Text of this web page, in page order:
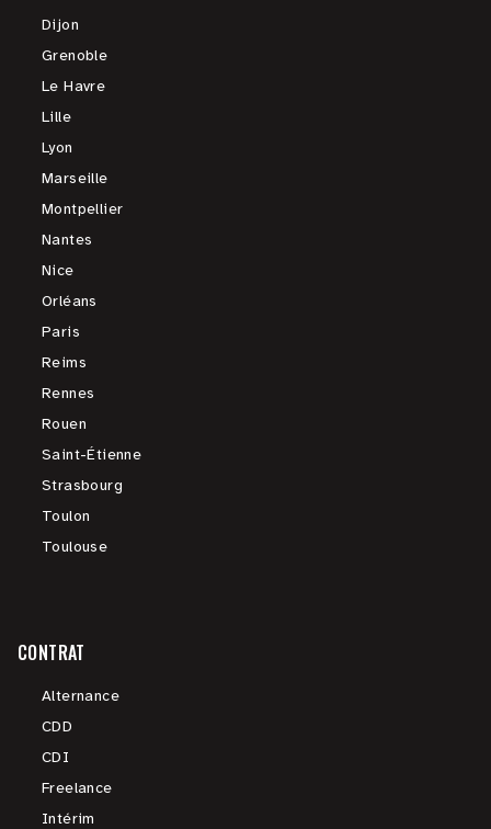
Dijon
Grenoble
Le Havre
Lille
Lyon
Marseille
Montpellier
Nantes
Nice
Orléans
Paris
Reims
Rennes
Rouen
Saint-Étienne
Strasbourg
Toulon
Toulouse
CONTRAT
Alternance
CDD
CDI
Freelance
Intérim